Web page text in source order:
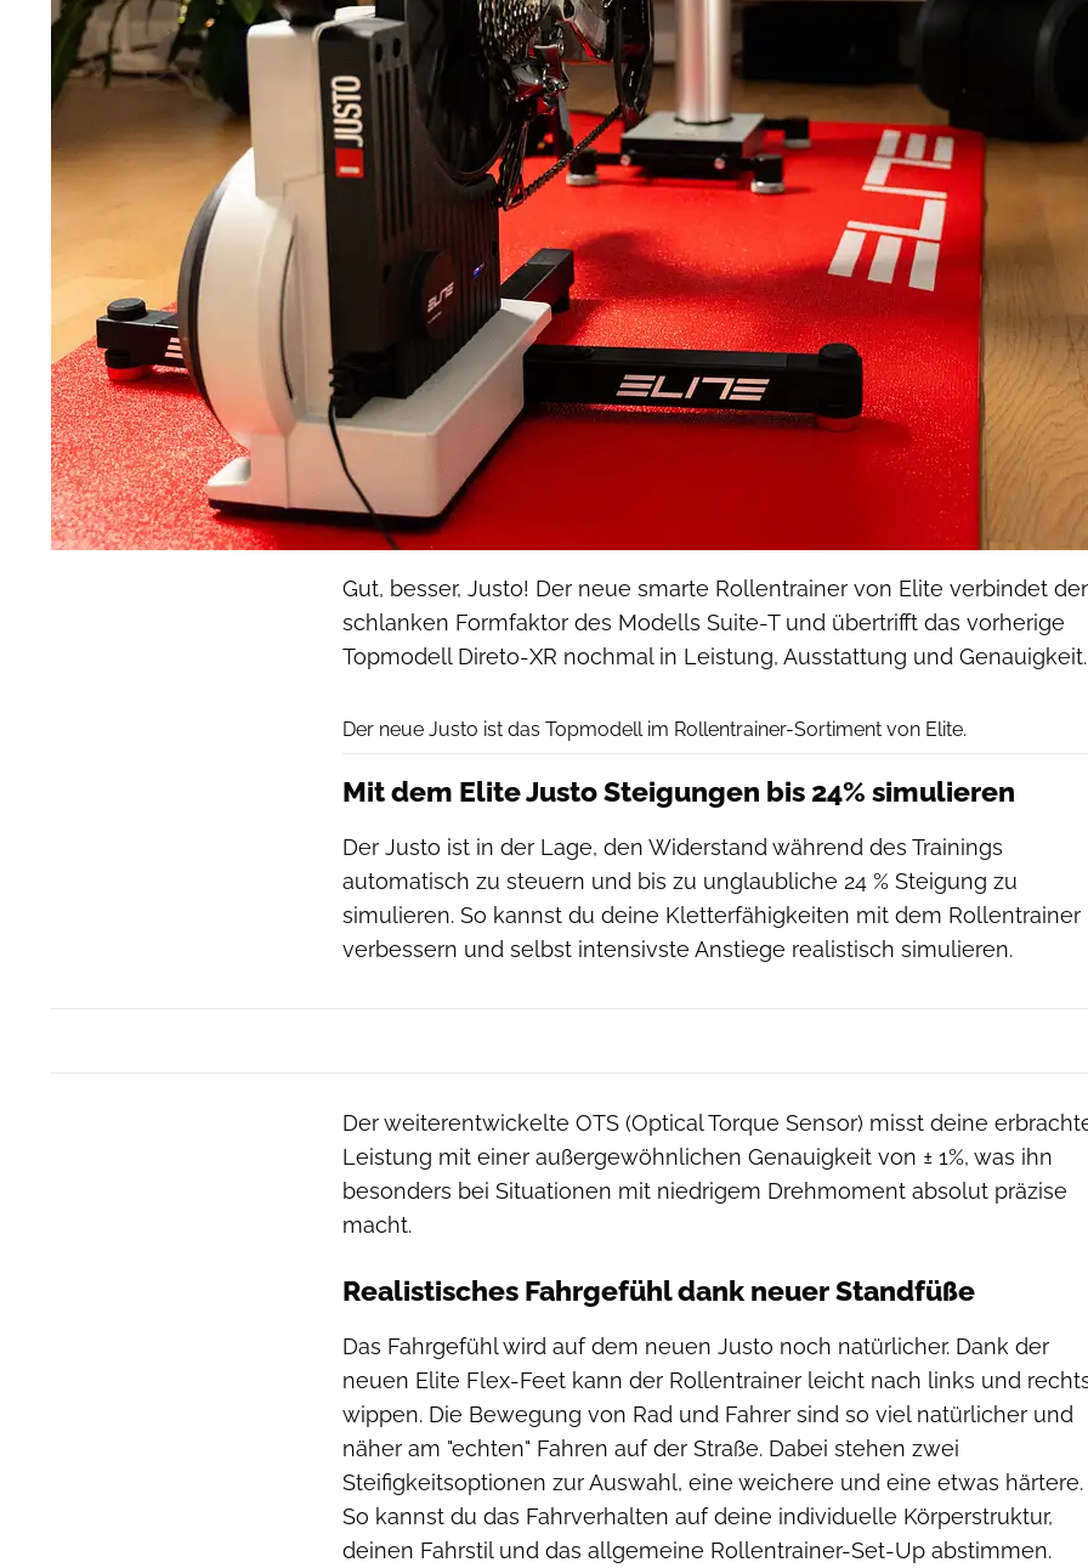
Gut, besser, Justo! Der neue smarte Rollentrainer von Elite verbindet
schlanken Formfaktor des Modells Suite-T und übertrifft das vorherige
Topmodell Direto-XR nochmal in Leistung, Ausstattung und Genauigkeit.
Der neue Justo ist das Topmodell im Rollentrainer-Sortiment von Elite.
Mit dem Elite Justo Steigungen bis 24% simulieren
Der Justo ist in der Lage, den Widerstand während des Trainings
automatisch zu steuern und bis zu unglaubliche 24 % Steigung zu
simulieren. So kannst du deine Kletterfähigkeiten mit dem Rollentrainer
verbessern und selbst intensivste Anstiege realistisch simulieren.
Der weiterentwickelte OTS (Optical Torque Sensor) misst deine
Leistung mit einer außergewöhnlichen Genauigkeit von ± 1%, was ihn
besonders bei Situationen mit niedrigem Drehmoment absolut präzise
macht.
Realistisches Fahrgefühl dank neuer Standfüße
Das Fahrgefühl wird auf dem neuen Justo noch natürlicher. Dank der
neuen Elite Flex-Feet kann der Rollentrainer leicht nach links und
wippen. Die Bewegung von Rad und Fahrer sind so viel natürlicher und
näher am "echten" Fahren auf der Straße. Dabei stehen zwei
Steifigkeitsoptionen zur Auswahl, eine weichere und eine etwas härtere.
So kannst du das Fahrverhalten auf deine individuelle Körperstruktur,
deinen Fahrstil und das allgemeine Rollentrainer-Set-Up abstimmen.